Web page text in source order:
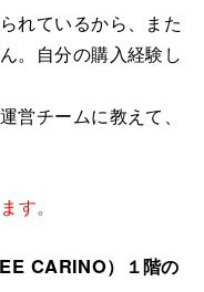
れているから、また
。自分の購入経験し
営チームに教えて、
す。
CARINO）１階の